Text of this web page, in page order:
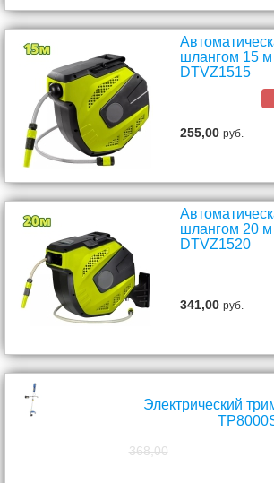
шлангом 15
DTVZ1515
255,00руб.
шлангом 20
DTVZ1520
341,00руб.
Электрический
368,00